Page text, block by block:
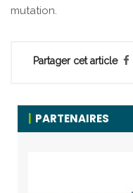
mutation.
Partager cet article
PARTENAIRES